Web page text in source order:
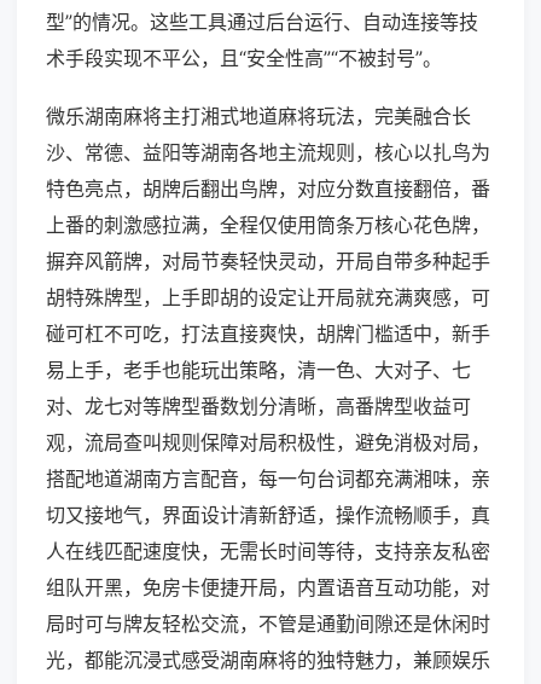
型”的情况。这些工具通过后台运行、自动连接等技
术手段实现不平公，且“安全性高”“不被封号”。
微乐湖南麻将主打湘式地道麻将玩法，完美融合长
沙、常德、益阳等湖南各地主流规则，核心以扎鸟为
特色亮点，胡牌后翻出鸟牌，对应分数直接翻倍，番
上番的刺激感拉满，全程仅使用筒条万核心花色牌，
摒弃风箭牌，对局节奏轻快灵动，开局自带多种起手
胡特殊牌型，上手即胡的设定让开局就充满爽感，可
碰可杠不可吃，打法直接爽快，胡牌门槛适中，新手
易上手，老手也能玩出策略，清一色、大对子、七
对、龙七对等牌型番数划分清晰，高番牌型收益可
观，流局查叫规则保障对局积极性，避免消极对局，
搭配地道湖南方言配音，每一句台词都充满湘味，亲
切又接地气，界面设计清新舒适，操作流畅顺手，真
人在线匹配速度快，无需长时间等待，支持亲友私密
组队开黑，免房卡便捷开局，内置语音互动功能，对
局时可与牌友轻松交流，不管是通勤间隙还是休闲时
光，都能沉浸式感受湖南麻将的独特魅力，兼顾娱乐